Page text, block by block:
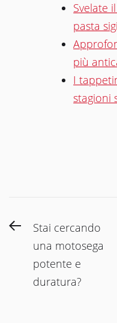
Svelate
pasta
più
I
stagioni
Navigazione
articoli
PreviousStai cercando
una motosega
potente e
duratura?